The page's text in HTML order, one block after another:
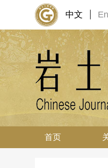
中文
首页